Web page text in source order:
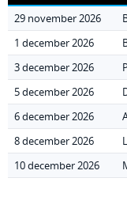
29 november 2026
1 december 2026
3 december 2026
5 december 2026
6 december 2026
8 december 2026
10 december 2026